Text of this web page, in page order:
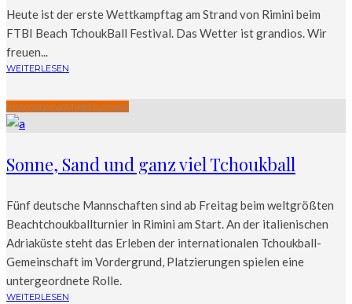
Heute ist der erste Wettkampftag am Strand von Rimini beim
FTBI Beach TchoukBall Festival. Das Wetter ist grandios. Wir
freuen...
WEITERLESEN
InternationalMixedTurniere
Sonne, Sand und ganz viel Tchoukball
Fünf deutsche Mannschaften sind ab Freitag beim weltgrößten
Beachtchoukballturnier in Rimini am Start. An der italienischen
Adriaküste steht das Erleben der internationalen Tchoukball-
Gemeinschaft im Vordergrund, Platzierungen spielen eine
untergeordnete Rolle.
WEITERLESEN